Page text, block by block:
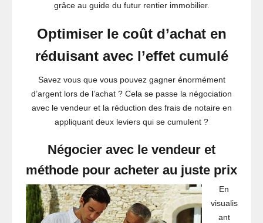
grâce au guide du futur rentier immobilier.
Optimiser le coût d’achat en
réduisant avec l’effet cumulé
Savez vous que vous pouvez gagner énormément
d’argent lors de l’achat ? Cela se passe la négociation
avec le vendeur et la réduction des frais de notaire en
appliquant deux leviers qui se cumulent ?
Négocier avec le vendeur et
méthode pour acheter au juste prix
En
visualis
ant